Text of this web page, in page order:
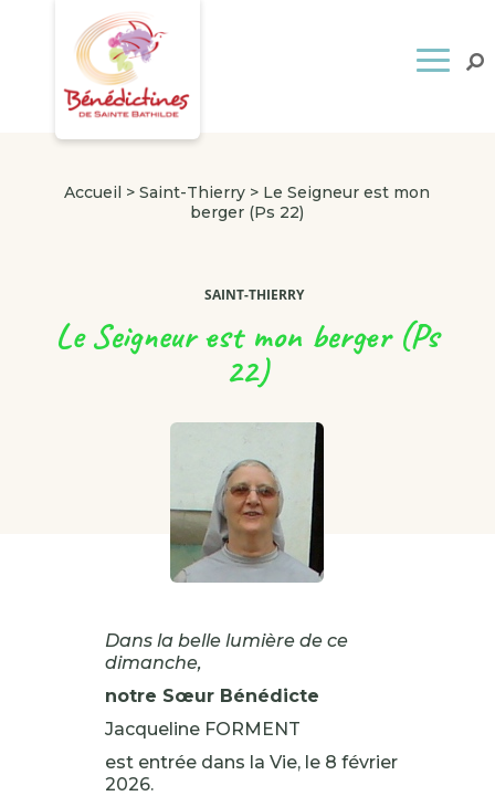
Accueil >Saint-Thierry > Le Seigneur est mon
berger (Ps 22)
SAINT-THIERRY
Le Seigneur est mon berger (Ps
22)
Dans la belle lumière de ce
dimanche,
notre Sœur Bénédicte
Jacqueline FORMENT
est entrée dans la Vie, le 8 février
2026.